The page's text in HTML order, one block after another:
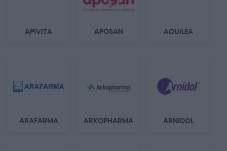
APIVITA APOSAN AQUILEA
ARAFARMA ARKOPHARMA ARNIDOL